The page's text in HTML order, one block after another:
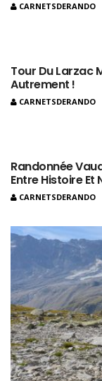
CARNETSDERANDO
Tour Du Larzac
Autrement !
CARNETSDERANDO
Randonnée
Entre Histoire Et
CARNETSDERANDO